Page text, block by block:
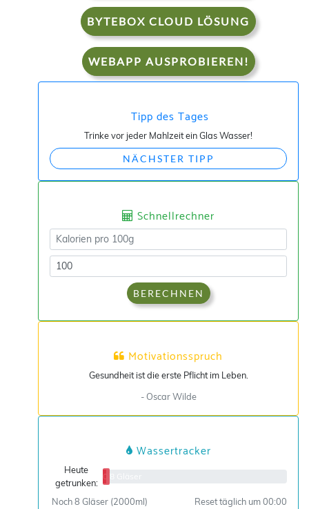
BYTEBOX CLOUD LÖSUNG
WEBAPP AUSPROBIEREN!
Tipp des Tages
Trinke vor jeder Mahlzeit ein Glas Wasser!
NÄCHSTER TIPP
Schnellrechner
BERECHNEN
Motivationsspruch
Gesundheit ist die erste Pflicht im Leben.
- Oscar Wilde
Wassertracker
Heute
getrunken:
0/8 Gläser
Noch 8 Gläser (2000ml) Reset täglich um 00:00